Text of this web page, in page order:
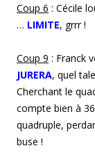
Coup 6 : Cécile
… LIMITE, grrr !
Coup 9 : Franck
JURERA, quel
Cherchant le
compte bien à
quadruple,
buse !